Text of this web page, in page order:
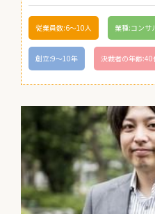
従業員数:6～10人 業種:コンサ
創立:9〜10年 決裁者の年齢:40